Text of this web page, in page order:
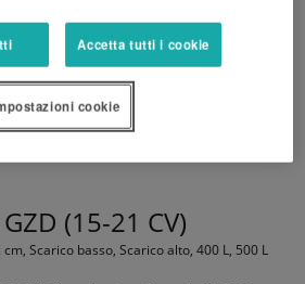
(15-21 CV)
Scarico basso, Scarico alto, 400 L, 500 L
Accetta tutti i cookie
cookie